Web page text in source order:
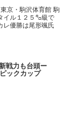
京・駒沢体育館 駒
イル１２５㌔級で
レ優勝は尾形颯氏
戦力も台頭ー
ックカップ